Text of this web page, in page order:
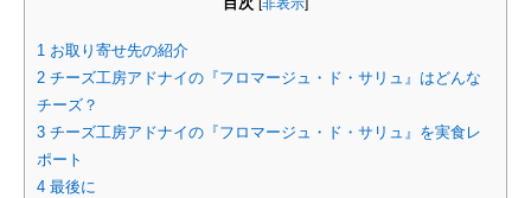
[非表示]
1 お取り寄せ先の紹介
2 チーズ工房アドナイの『フロマージュ・ド・サリュ』はどんな
チーズ？
3 チーズ工房アドナイの『フロマージュ・ド・サリュ』を実食レ
ポート
4 最後に